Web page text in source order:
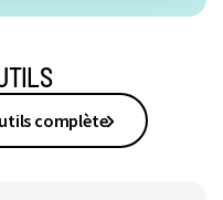
complète